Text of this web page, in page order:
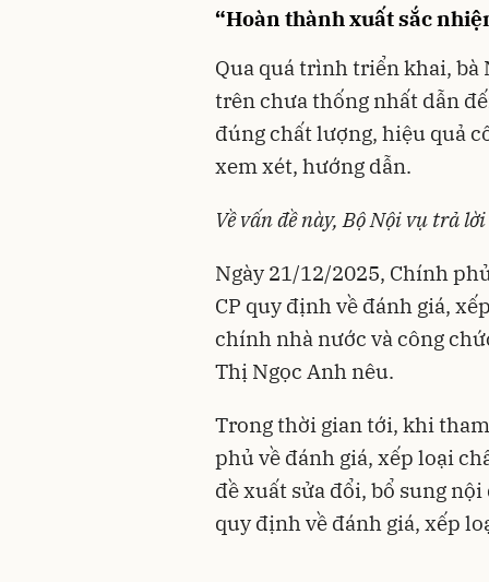
“Hoàn thành xuất sắc
Qua quá trình triển khai,
trên chưa thống nhất dẫn
đúng chất lượng, hiệu quả
xem xét, hướng dẫn.
Về vấn đề này, Bộ Nội vụ trả
Ngày 21/12/2025, Chính
CP quy định về đánh giá,
chính nhà nước và công
Thị Ngọc Anh nêu.
Trong thời gian tới, khi
phủ về đánh giá, xếp loại
đề xuất sửa đổi, bổ sung
quy định về đánh giá, xếp